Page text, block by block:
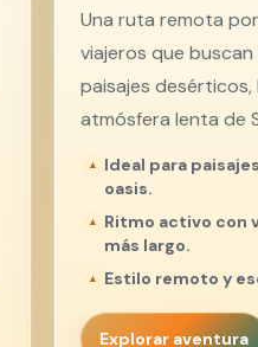
Una ruta remota
viajeros que buscan
paisajes
atmósfera lenta de
Ideal para
oasis.
Ritmo activo con
más largo.
Estilo remoto y
Explorar aventura